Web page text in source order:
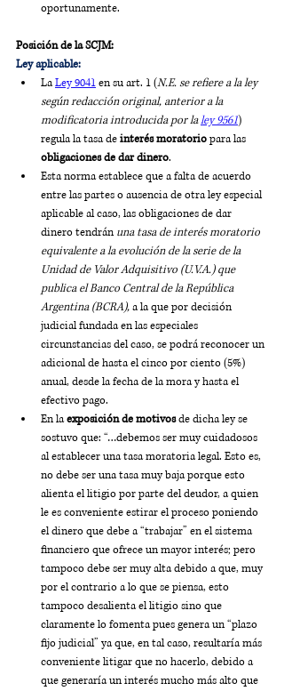
oportunamente.
Posición de la SCJM:
Ley aplicable:
La Ley 9041 en su art. 1 (N.E. se refiere a la ley
según redacción original, anterior a la
modificatoria introducida por la ley 9561)
regula la tasa de interés moratorio para las
obligaciones de dar dinero.
Esta norma establece que a falta de acuerdo
entre las partes o ausencia de otra ley especial
aplicable al caso, las obligaciones de dar
dinero tendrán una tasa de interés moratorio
equivalente a la evolución de la serie de la
Unidad de Valor Adquisitivo (U.V.A.) que
publica el Banco Central de la República
Argentina (BCRA), a la que por decisión
judicial fundada en las especiales
circunstancias del caso, se podrá reconocer un
adicional de hasta el cinco por ciento (5%)
anual, desde la fecha de la mora y hasta el
efectivo pago.
En la exposición de motivos de dicha ley se
sostuvo que: “…debemos ser muy cuidadosos
al establecer una tasa moratoria legal. Esto es,
no debe ser una tasa muy baja porque esto
alienta el litigio por parte del deudor, a quien
le es conveniente estirar el proceso poniendo
el dinero que debe a “trabajar” en el sistema
financiero que ofrece un mayor interés; pero
tampoco debe ser muy alta debido a que, muy
por el contrario a lo que se piensa, esto
tampoco desalienta el litigio sino que
claramente lo fomenta pues genera un “plazo
fijo judicial” ya que, en tal caso, resultaría más
conveniente litigar que no hacerlo, debido a
que generaría un interés mucho más alto que